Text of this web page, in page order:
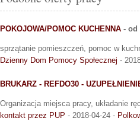
POKOJOWA/POMOC KUCHENNA - od
sprzątanie pomieszczeń, pomoc w
Dzienny Dom Pomocy Społecznej -
BRUKARZ - REFDO30 -
Organizacja miejsca pracy, układanie
kontakt przez PUP - 2018-04-24 -